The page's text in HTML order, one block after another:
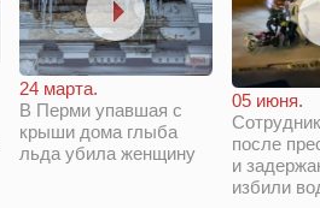
24 марта.
В Перми упавшая с
крыши дома глыба
льда убила женщину
05 июня.
после
и
избили